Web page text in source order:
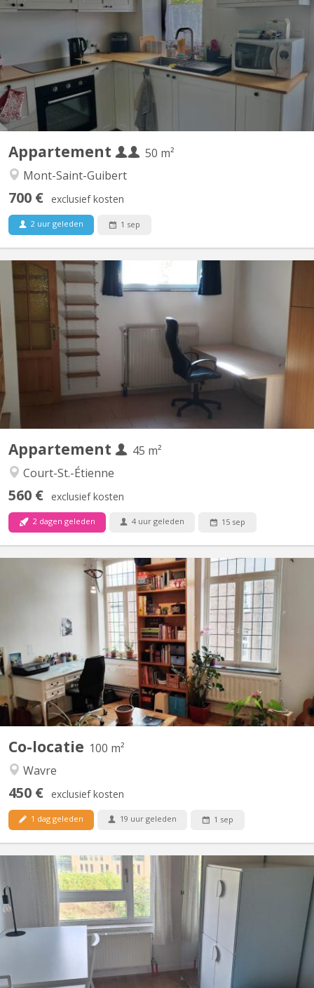
Appartement
50 m²
Mont-Saint-Guibert
700 € exclusief kosten
2 uur geleden 1 sep
Duplex de 50 m2 situé à Mont-Saint-Guibert dans rue calme Rue
Demi-Lune Le rez comporte un coin cuisine et un salon. A
l'étage, se trouvent une chambre à coucher, la salle de bain
(douche) et la toilette (wc séparé) Un espace buanderie est à
disposition. Pour couple d'étudiant. e. s ou 1...
Appartement
45 m²
Court-St.-Étienne
560 € exclusief kosten
2 dagen geleden 4 uur geleden 15 sep
KV 1905
Uniquement pour 1 ÉTUDIANT(E) sur Louvain-la-Neuve Beau
studio meublé complètement privatif de 45M2 à louer Parfait
état Loyer mensuel 560 euros, forfait pour les charges 100 euros
par mois = 660 euros TOUT COMPRIS (électricité, chauffage,
eau, internet) Pas de domicile Séjour carrelé, cuisine...
Co-locatie 100 m²
Wavre
450 € exclusief kosten
1 dag geleden 19 uur geleden 1 sep
KV 1374
Maison indépendante avec 4 belles chambres (3x20m2 +
1x12m2) à louer pour étudiant(e)s, au calme avec jardin.
Uniquement bail 12 mois 01/09/2026 - 31/08/2027 Pas de
domiciliation possible Pas d'animal Reste 1 chambres libre
Planchers en bois, chambres lumineuses. Cour intérieure, jardin
100m2,...
KV 1465
familiale à Lauzelle (Louvain-la-Neuve) Nous proposons une
chambre meublée à louer dans une maison familiale située dans
le quartier résidentiel de Lauzelle, à Louvain-la-Neuve. La maison
est partagée avec la propriétaire, un étudiant en Erasmus à
UCLouvain et un élève en retho au LMV. 🔹...